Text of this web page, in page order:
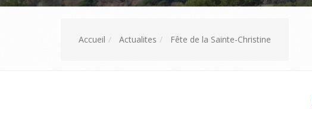
Accueil Actualites Fête de la Sainte-Christine